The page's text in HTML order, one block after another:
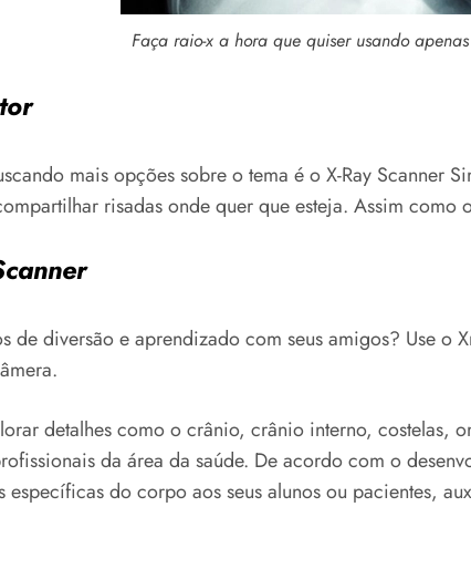
Faça raio-x a hora que quiser usando
mais opções sobre o tema é o X-Ray Scanner
risadas onde quer que esteja. Assim
de diversão e aprendizado com seus amigos? Use o
detalhes como o crânio, crânio interno,
da área da saúde. De acordo com o
específicas do corpo aos seus alunos ou pacientes,